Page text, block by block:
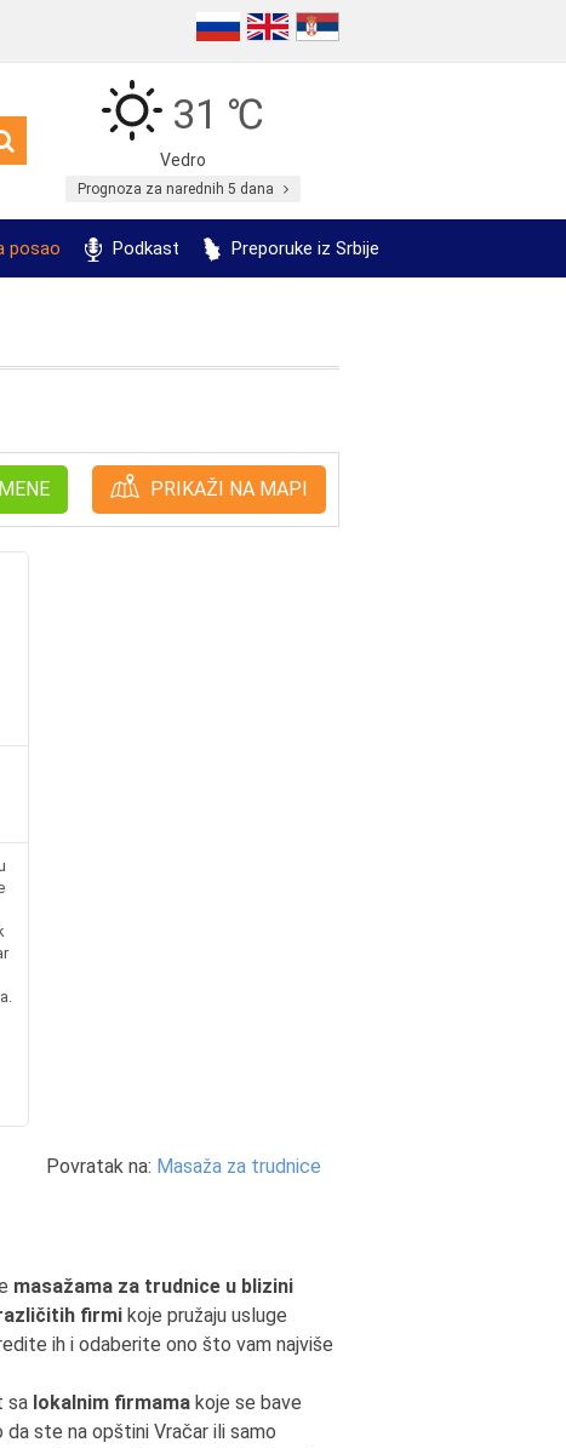
31 ℃
Vedro
Prognoza za narednih 5 dana
posao Podkast Preporuke iz Srbije
PRIKAŽI NA MAPI
Povratak na: Masaža za trudnice
masažama za trudnice u blizini
firmi koje pružaju usluge
ih i odaberite ono što vam najviše
sa lokalnim firmama koje se bave
ste na opštini Vračar ili samo